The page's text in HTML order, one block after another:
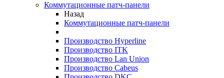
Коммутационные патч-панели
Назад
Коммутационные патч-панели
Производство Hyperline
Производство ITK
Производство Lan Union
Производство Cabeus